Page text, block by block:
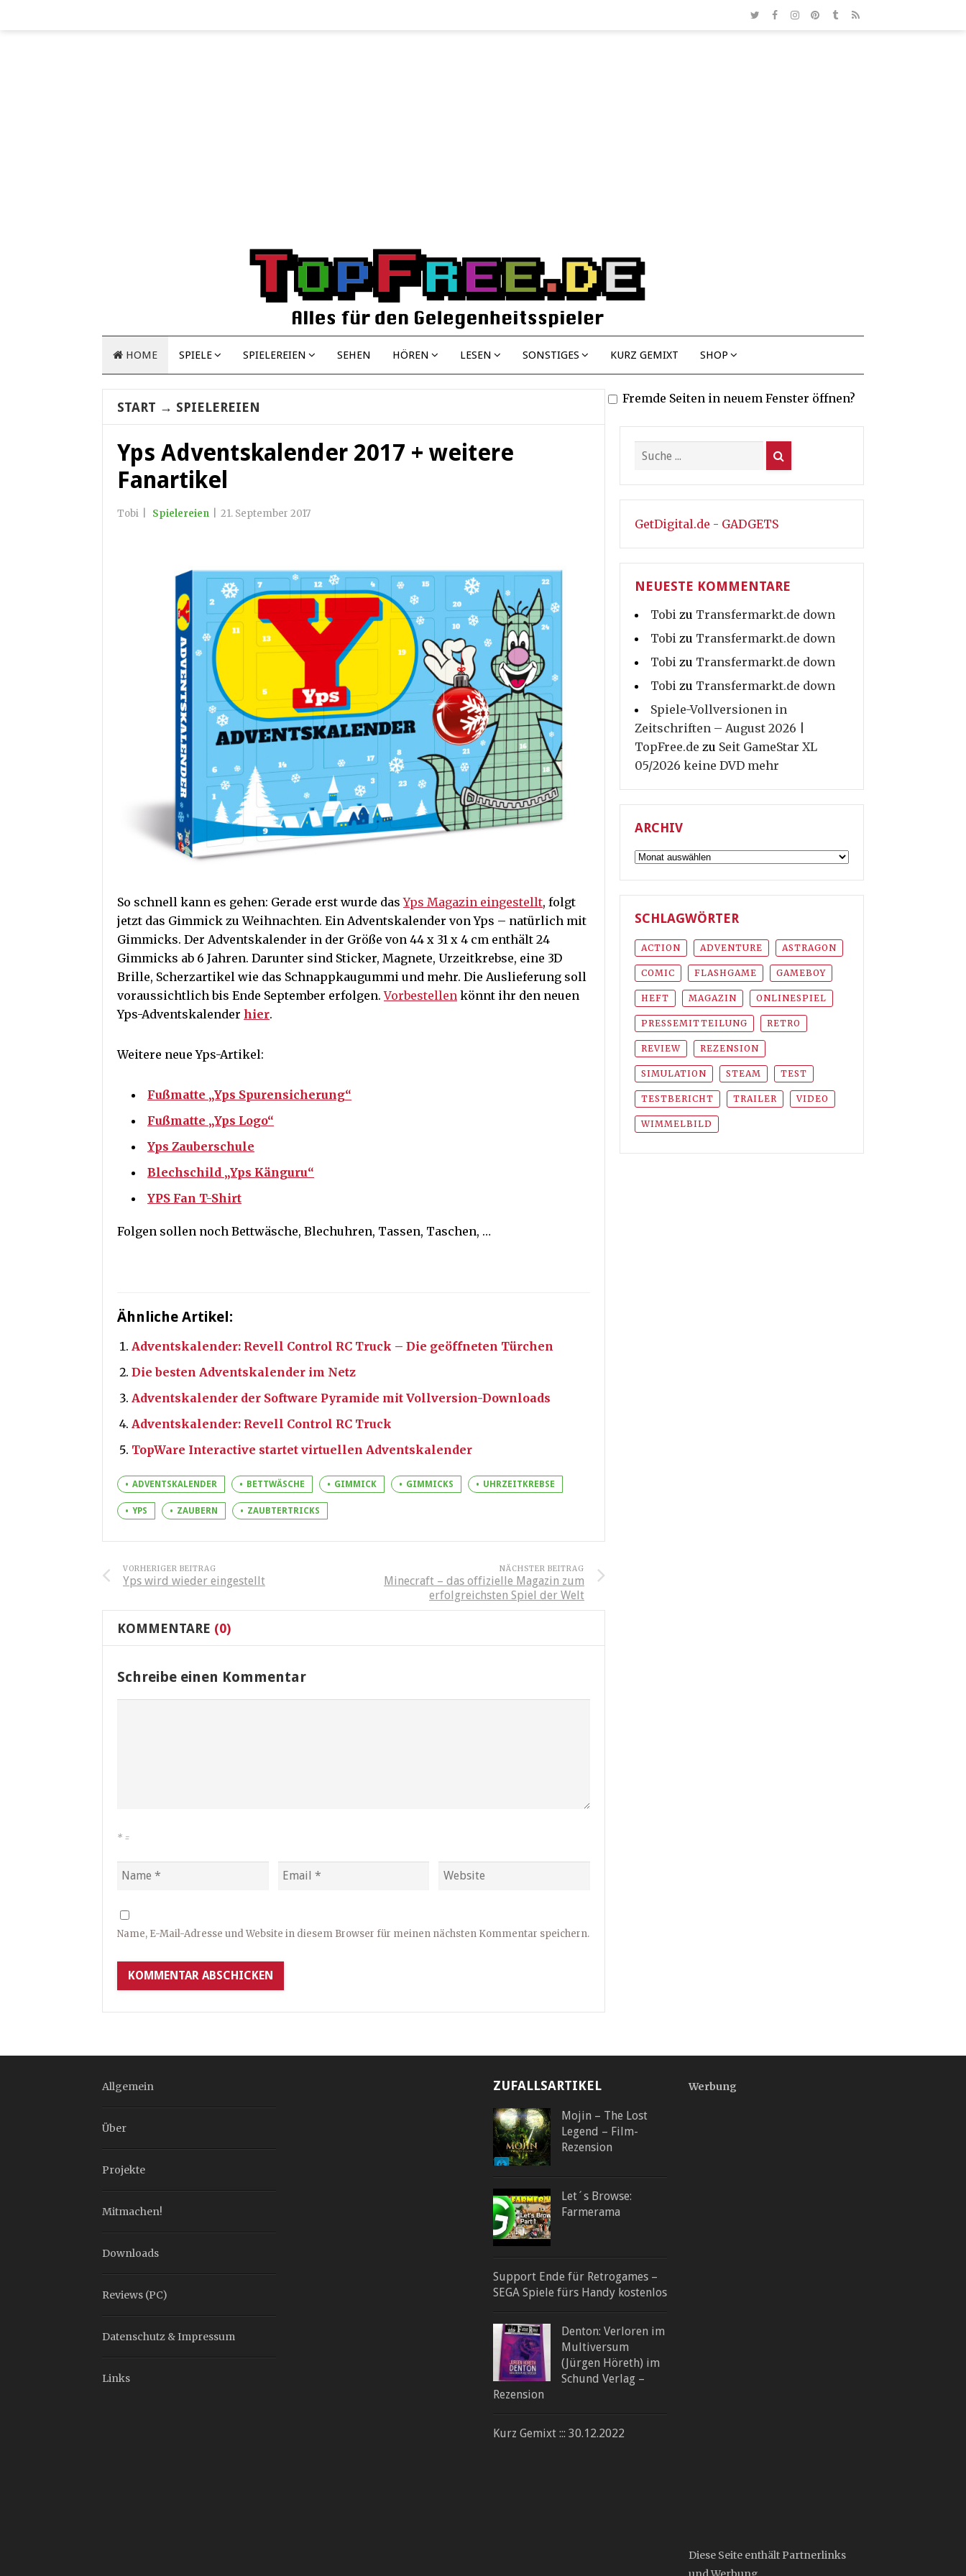
HOME SPIELE SPIELEREIEN SEHEN HÖREN LESEN SONSTIGES KURZ GEMIXT SHOP
START → SPIELEREIEN
Yps Adventskalender 2017 + weitere
Fanartikel
Tobi Spielereien 21. September 2017
So schnell kann es gehen: Gerade erst wurde dasYps Magazin eingestellt, folgt
jetzt das Gimmick zu Weihnachten. Ein Adventskalender von Yps – natürlich mit
Gimmicks. Der Adventskalender in der Größe von 44 x 31 x 4 cm enthält 24
Gimmicks ab 6 Jahren. Darunter sind Sticker, Magnete, Urzeitkrebse, eine 3D
Brille, Scherzartikel wie das Schnappkaugummi und mehr. Die Auslieferung soll
voraussichtlich bis Ende September erfolgen.Vorbestellen könnt ihr den neuen
Yps-Adventskalender hier.
Weitere neue Yps-Artikel:
Fußmatte „Yps Spurensicherung“
Fußmatte „Yps Logo“
Yps Zauberschule
Blechschild „Yps Känguru“
YPS Fan T-Shirt
Folgen sollen noch Bettwäsche, Blechuhren, Tassen, Taschen, …
Ähnliche Artikel:
Adventskalender: Revell Control RC Truck – Die geöffneten Türchen
Die besten Adventskalender im Netz
Adventskalender der Software Pyramide mit Vollversion-Downloads
Adventskalender: Revell Control RC Truck
TopWare Interactive startet virtuellen Adventskalender
ADVENTSKALENDER BETTWÄSCHE GIMMICK GIMMICKS UHRZEITKREBSE
YPS ZAUBERN ZAUBTERTRICKS
VORHERIGER BEITRAG
Yps wird wieder eingestellt
NÄCHSTER BEITRAG
Minecraft – das offizielle Magazin zum
erfolgreichsten Spiel der Welt
KOMMENTARE (0)
Schreibe einen Kommentar
* =
Name, E-Mail-Adresse und Website in diesem Browser für meinen nächsten Kommentar speichern.
Fremde Seiten in neuem Fenster öffnen?
GetDigital.de - GADGETS
NEUESTE KOMMENTARE
Tobi zu Transfermarkt.de down
Tobi zu Transfermarkt.de down
Tobi zu Transfermarkt.de down
Tobi zu Transfermarkt.de down
Spiele-Vollversionen in
Zeitschriften – August 2026 |
TopFree.de zu Seit GameStar XL
05/2026 keine DVD mehr
ARCHIV
Archiv
SCHLAGWÖRTER
ACTION ADVENTURE ASTRAGON
COMIC FLASHGAME GAMEBOY
HEFT MAGAZIN ONLINESPIEL
PRESSEMITTEILUNG RETRO
REVIEW REZENSION
SIMULATION STEAM TEST
TESTBERICHT TRAILER VIDEO
WIMMELBILD
Allgemein
Über
Projekte
Mitmachen!
Downloads
Reviews (PC)
Datenschutz & Impressum
Links
ZUFALLSARTIKEL
Mojin – The Lost
Legend – Film-
Rezension
Let´s Browse:
Farmerama
Support Ende für Retrogames –
SEGA Spiele fürs Handy kostenlos
Denton: Verloren im
Multiversum
(Jürgen Höreth) im
Schund Verlag –
Rezension
Kurz Gemixt ::: 30.12.2022
Werbung
Diese Seite enthält Partnerlinks